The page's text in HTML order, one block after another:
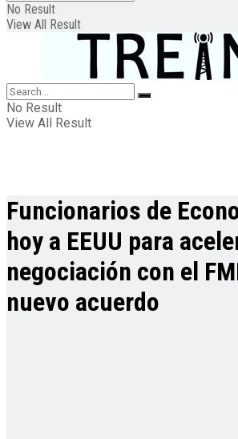
No Result
View All Result
No Result
View All Result
Funcionarios de
hoy a EEUU para
negociación con el
nuevo acuerdo